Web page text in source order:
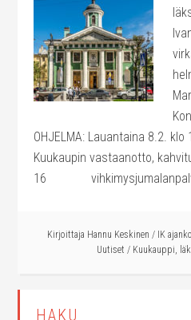
OHJELMA: Lauantaina
Kuukaupin vastaanotto,
16
Kirjoittaja Hannu Keskinen / IK
Uutiset / Kuukauppi,
HAKU